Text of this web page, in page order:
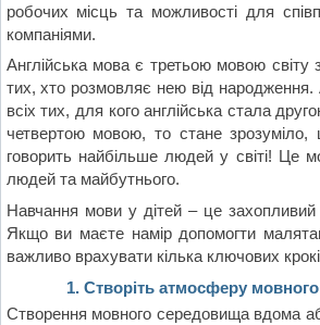
робочих місць та можливості для
компаніями.
Англійська мова є третьою мовою світу
тих, хто розмовляє нею від
всіх тих, для кого англійська стала
четвертою мовою, то стане зрозуміло,
говорить найбільше людей у світі! Це
людей та майбутнього.
Навчання мови у дітей – це
Якщо ви маєте намір допомогти
важливо врахувати кілька ключових
1. Створіть атмосферу
Створення мовного середовища вдома